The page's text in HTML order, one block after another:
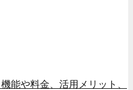
能や料金、活用メリット、